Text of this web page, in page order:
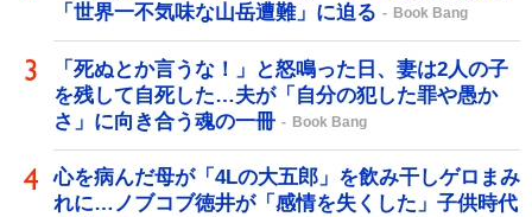
「世界一不気味な山岳遭難」に迫る
Book Bang
「死ぬとか言うな！」と怒鳴った日、妻は2人の子
を残して自死した…夫が「自分の犯した罪や愚か
さ」に向き合う魂の一冊
Book Bang
心を病んだ母が「4Lの大五郎」を飲み干しゲロまみ
れに…ノブコブ徳井が「感情を失くした」子供時代